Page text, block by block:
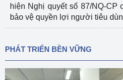
hiện Nghị quyết số 87/NQ-CP
bảo vệ quyền lợi người tiêu
PHÁT TRIỂN BỀN VỮNG